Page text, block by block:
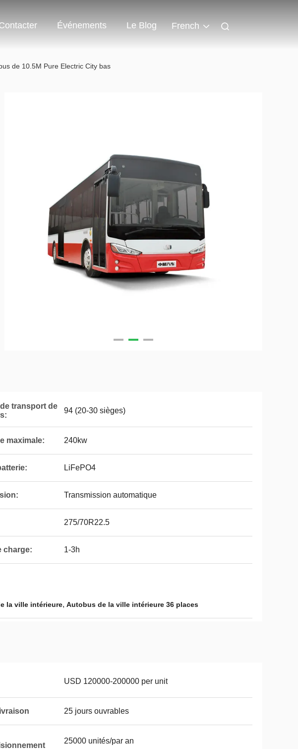
Événements Le Blog French
de 10.5M Pure Electric City bas
transport de
94 (20-30 sièges)
maximale: 240kw
LiFePO4
Transmission automatique
275/70R22.5
charge: 1-3h
la ville intérieure, Autobus de la ville intérieure 36 places
USD 120000-200000 per unit
25 jours ouvrables
25000 unités/par an